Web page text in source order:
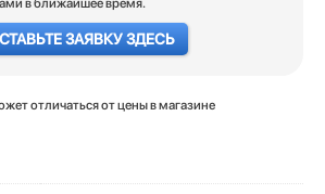
в ближайшее время.
ЗАЯВКУ ЗДЕСЬ
отличаться от цены в магазине